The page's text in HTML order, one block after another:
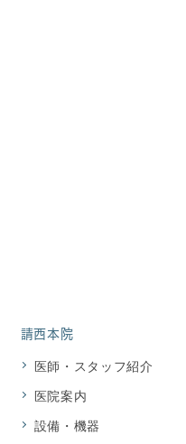
請西本院
医師・スタッフ紹介
医院案内
設備・機器